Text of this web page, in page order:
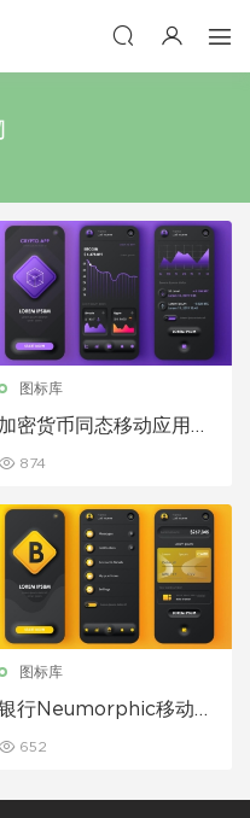
图标库
加密货币同态移动应用程
874
图标库
行Neumorphic移动应
652